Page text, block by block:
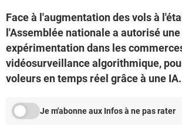
Face à l'augmentation des vols à
l'Assemblée nationale a autorisé une
expérimentation dans les
vidéosurveillance algorithmique,
voleurs en temps réel grâce à une IA.
Je m'abonne aux Infos à ne pas rater